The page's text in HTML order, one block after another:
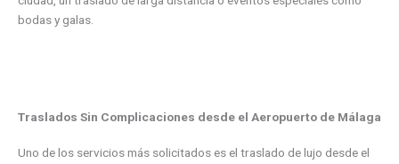
bodas y galas.
Traslados Sin Complicaciones desde el Aeropuerto de Málaga
Uno de los servicios más solicitados es el traslado de lujo desde el